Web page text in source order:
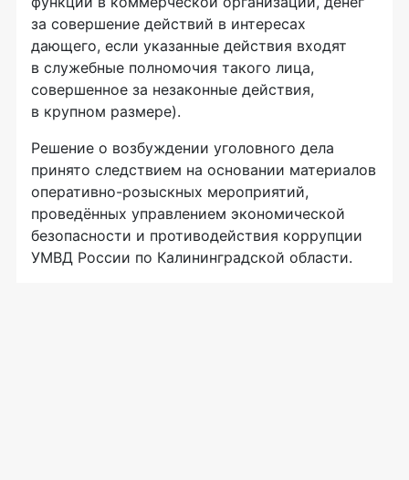
за совершение действий в интересах
дающего, если указанные действия входят
в служебные полномочия такого лица,
совершенное за незаконные действия,
в крупном размере).
Решение о возбуждении уголовного дела
принято следствием на основании материалов
оперативно-розыскных мероприятий,
проведённых управлением экономической
безопасности и противодействия коррупции
УМВД России по Калининградской области.